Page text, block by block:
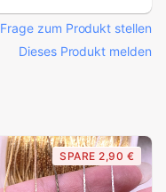
Frage zum Produkt stellen
Dieses Produkt melden
SPARE 2,90 €